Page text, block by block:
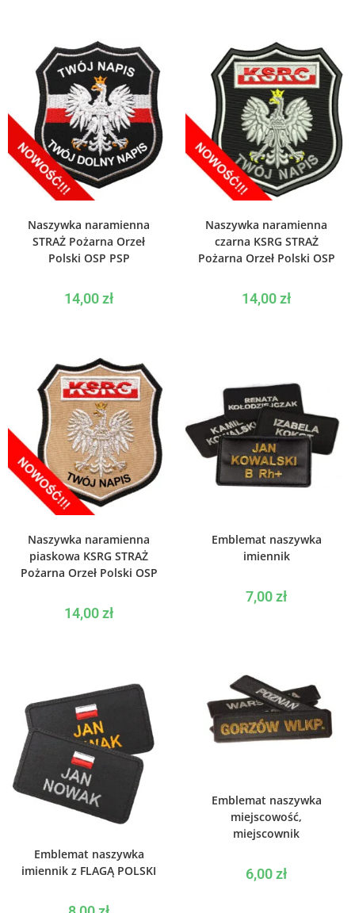
Naszywka naramienna
STRAŻ Pożarna Orzeł
Polski OSP PSP
14,00zł
Naszywka naramienna
czarna KSRG STRAŻ
Pożarna Orzeł Polski OSP
14,00zł
Naszywka naramienna
piaskowa KSRG STRAŻ
Pożarna Orzeł Polski OSP
14,00zł
Emblemat naszywka
imiennik
7,00zł
Emblemat naszywka
imiennik z FLAGĄ POLSKI
Emblemat naszywka
miejscowość,
miejscownik
6,00zł